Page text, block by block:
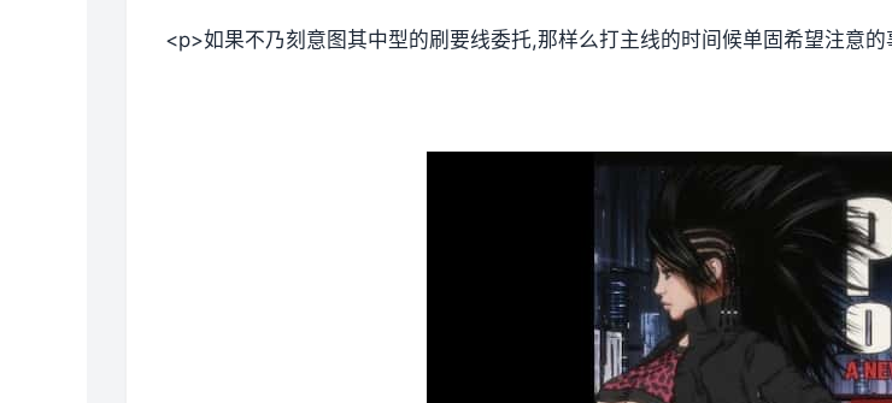
<p>如果不乃刻意图其中型的刷要线委托,那样么打主线的时间候单固希望注意